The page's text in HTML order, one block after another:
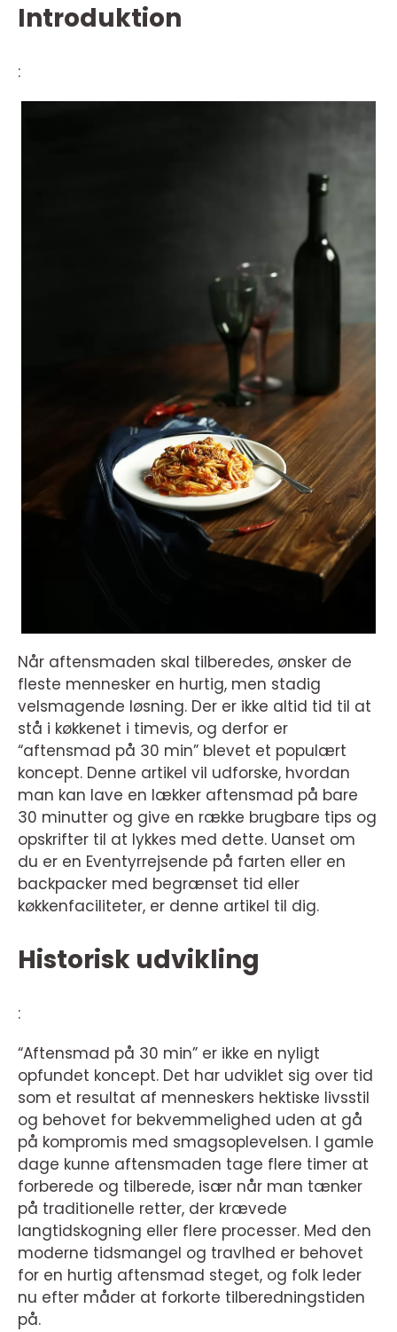
Introduktion
:
Når aftensmaden skal tilberedes, ønsker de
fleste mennesker en hurtig, men stadig
velsmagende løsning. Der er ikke altid tid til at
stå i køkkenet i timevis, og derfor er
“aftensmad på 30 min” blevet et populært
koncept. Denne artikel vil udforske, hvordan
man kan lave en lækker aftensmad på bare
30 minutter og give en række brugbare tips og
opskrifter til at lykkes med dette. Uanset om
du er en Eventyrrejsende på farten eller en
backpacker med begrænset tid eller
køkkenfaciliteter, er denne artikel til dig.
Historisk udvikling
:
“Aftensmad på 30 min” er ikke en nyligt
opfundet koncept. Det har udviklet sig over tid
som et resultat af menneskers hektiske livsstil
og behovet for bekvemmelighed uden at gå
på kompromis med smagsoplevelsen. I gamle
dage kunne aftensmaden tage flere timer at
forberede og tilberede, især når man tænker
på traditionelle retter, der krævede
langtidskogning eller flere processer. Med den
moderne tidsmangel og travlhed er behovet
for en hurtig aftensmad steget, og folk leder
nu efter måder at forkorte tilberedningstiden
på.